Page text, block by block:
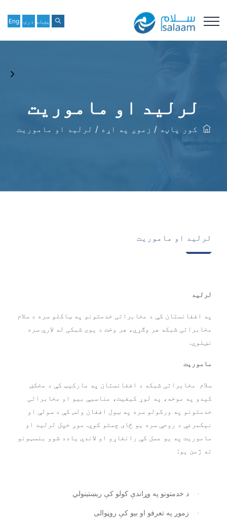
Eng دری پښتو
لرلید او ماموریت
کور پاڼه / زموږ په اړه / لرلید او ماموریت
لرلید او ماموریت
لرلید
په افغانستان کې د مخابراتی خدمتونو په ټاکلو سره د سلام
مخابراتی شبکه هر وګړي، هر وخت د یوی شبکی له لارې سره
نښلوي.
ماموریت
سلام مخابراتی شبکه د افغانستان په مارکیټ کې د مخکښ
کېدو په موخه، په لوړ کیفیت، مناسبې بیو او مخابراتی
خدمتونو په ورکولو سره په ټول افغان ولس کې د سولې او
نیکمرغې د روحې سره یو ځای چمتو کوي. موږ خپل لرلید او
ماموریت په یو عمل کې رانغاړو او لاندې یادد شوو بنسټونو
ته ژمن یو:
· د خدمتونو په وړاندې کولو کې ریښتینولي
· زموږ په تعرفو او بیو کې روڼوالی